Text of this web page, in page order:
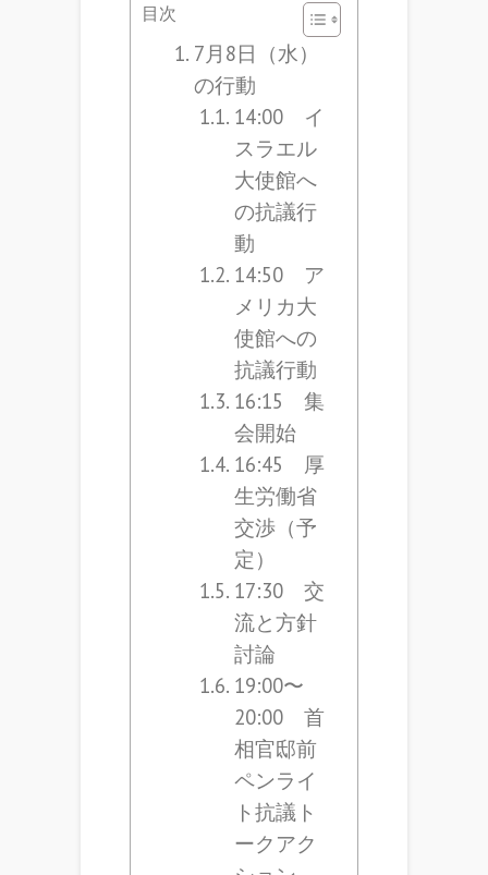
目次
7月8日（水）
の行動
14:00 イ
スラエル
大使館へ
の抗議行
動
14:50 ア
メリカ大
使館への
抗議行動
16:15 集
会開始
16:45 厚
生労働省
交渉（予
定）
17:30 交
流と方針
討論
19:00〜
20:00 首
相官邸前
ペンライ
ト抗議ト
ークアク